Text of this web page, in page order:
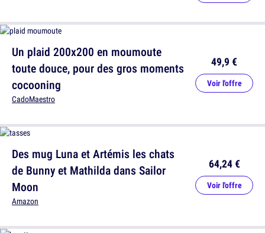
Un plaid 200x200 en moumoute
toute douce, pour des gros moments
cocooning
CadoMaestro
49,9 €
Voir l'offre
Des mug Luna et Artémis les chats
de Bunny et Mathilda dans Sailor
Moon
Amazon
64,24 €
Voir l'offre